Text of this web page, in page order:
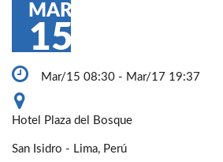
MAR
15
Mar/15 08:30 - Mar/17 19:37
Hotel Plaza del Bosque
San Isidro - Lima, Perú